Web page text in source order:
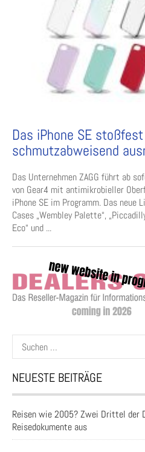
Das iPhone SE
schmutzabweisend
Das Unternehmen ZAGG führt ab
von Gear4 mit antimikrobieller
iPhone SE im Programm. Das
Cases „Wembley Palette“,
Eco“ und ...
Suchen
nach:
NEUESTE BEITRÄGE
Reisen wie 2005? Zwei Drittel der
Reisedokumente aus